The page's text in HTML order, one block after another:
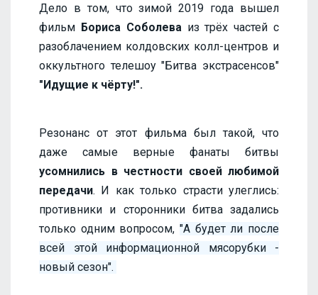
Дело в том, что зимой 2019 года вышел
фильм Бориса Соболева из трёх частей с
разоблачением колдовских колл-центров и
оккультного телешоу "Битва экстрасенсов"
"Идущие к чёрту!".
Резонанс от этот фильма был такой, что
даже самые верные фанаты битвы
усомнились в честности своей любимой
передачи. И как только страсти улеглись:
противники и сторонники битва задались
только одним вопросом, "А будет ли после
всей этой информационной мясорубки -
новый сезон".